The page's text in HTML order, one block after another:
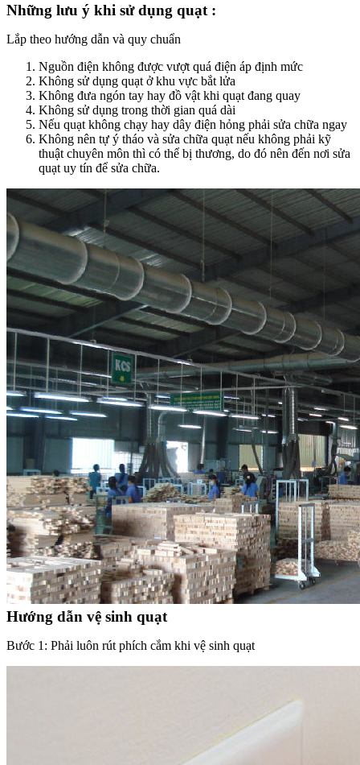
Những lưu ý khi sử dụng quạt :
Lắp theo hướng dẫn và quy chuẩn
Nguồn điện không được vượt quá điện áp định mức
Không sử dụng quạt ở khu vực bắt lửa
Không đưa ngón tay hay đồ vật khi quạt đang quay
Không sử dụng trong thời gian quá dài
Nếu quạt không chạy hay dây điện hỏng phải sửa chữa ngay
Không nên tự ý tháo và sửa chữa quạt nếu không phải kỹ
thuật chuyên môn thì có thể bị thương, do đó nên đến nơi sửa
quạt uy tín để sửa chữa.
Hướng dẫn vệ sinh quạt
Bước 1: Phải luôn rút phích cắm khi vệ sinh quạt